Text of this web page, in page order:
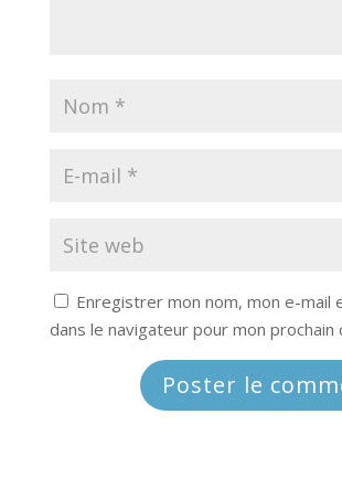
Enregistrer mon nom, mon e-mail
dans le navigateur pour mon prochain